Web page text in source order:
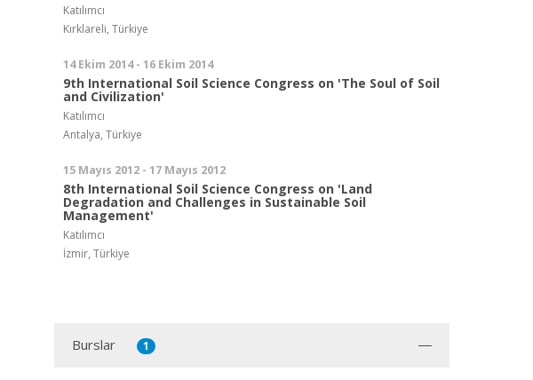
Katılımcı
Kırklareli, Türkiye
14 Ekim 2014 - 16 Ekim 2014
9th International Soil Science Congress on 'The Soul of Soil
and Civilization'
Katılımcı
Antalya, Türkiye
15 Mayıs 2012 - 17 Mayıs 2012
8th International Soil Science Congress on 'Land
Degradation and Challenges in Sustainable Soil
Management'
Katılımcı
İzmir, Türkiye
Burslar 1